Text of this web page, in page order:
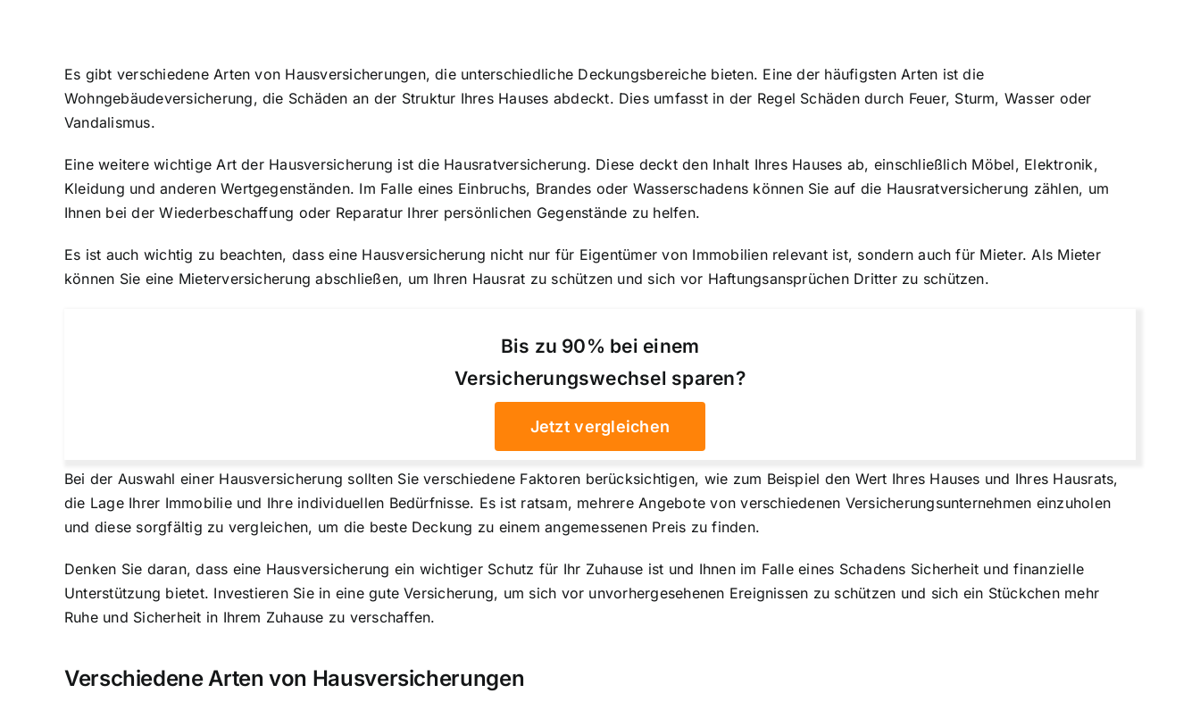
Es gibt verschiedene Arten von Hausversicherungen, die unterschiedliche Deckungsbereiche bieten. Eine der häufigsten Arten ist die
Wohngebäudeversicherung, die Schäden an der Struktur Ihres Hauses abdeckt. Dies umfasst in der Regel Schäden durch Feuer, Sturm, Wasser oder
Vandalismus.
Eine weitere wichtige Art der Hausversicherung ist die Hausratversicherung. Diese deckt den Inhalt Ihres Hauses ab, einschließlich Möbel, Elektronik,
Kleidung und anderen Wertgegenständen. Im Falle eines Einbruchs, Brandes oder Wasserschadens können Sie auf die Hausratversicherung zählen, um
Ihnen bei der Wiederbeschaffung oder Reparatur Ihrer persönlichen Gegenstände zu helfen.
Es ist auch wichtig zu beachten, dass eine Hausversicherung nicht nur für Eigentümer von Immobilien relevant ist, sondern auch für Mieter. Als Mieter
können Sie eine Mieterversicherung abschließen, um Ihren Hausrat zu schützen und sich vor Haftungsansprüchen Dritter zu schützen.
Bis zu 90% bei einem
Versicherungswechsel sparen?
Jetzt vergleichen
Bei der Auswahl einer Hausversicherung sollten Sie verschiedene Faktoren berücksichtigen, wie zum Beispiel den Wert Ihres Hauses und Ihres Hausrats,
die Lage Ihrer Immobilie und Ihre individuellen Bedürfnisse. Es ist ratsam, mehrere Angebote von verschiedenen Versicherungsunternehmen einzuholen
und diese sorgfältig zu vergleichen, um die beste Deckung zu einem angemessenen Preis zu finden.
Denken Sie daran, dass eine Hausversicherung ein wichtiger Schutz für Ihr Zuhause ist und Ihnen im Falle eines Schadens Sicherheit und finanzielle
Unterstützung bietet. Investieren Sie in eine gute Versicherung, um sich vor unvorhergesehenen Ereignissen zu schützen und sich ein Stückchen mehr
Ruhe und Sicherheit in Ihrem Zuhause zu verschaffen.
Verschiedene Arten von Hausversicherungen